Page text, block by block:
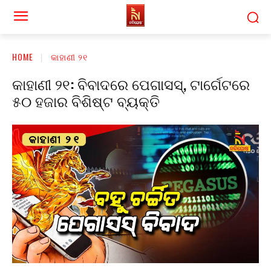
HOME କାହାଣୀ ୨୧
କାହାଣୀ ୨୧: ବିବାଦରେ ପେଗାସସ୍, ଟାର୍ଗେଟରେ
୫୦ ହଜାର ବିଶିଷ୍ଟ ବ୍ୟକ୍ତି